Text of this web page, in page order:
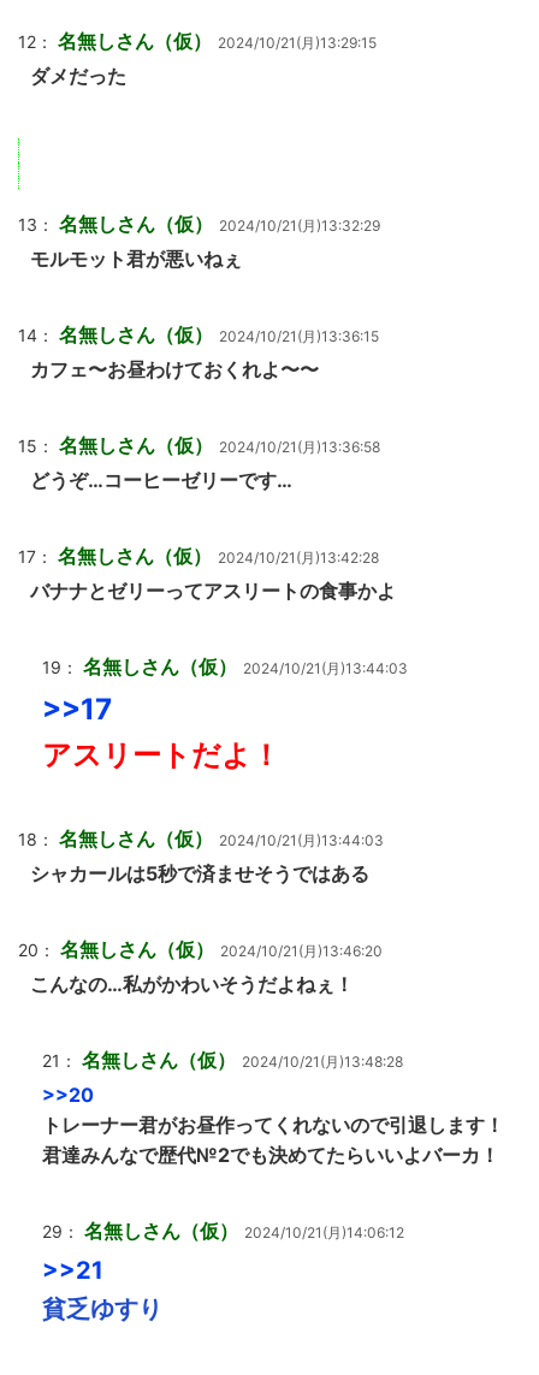
12： 名無しさん（仮） 2024/10/21(月)13:29:15
ダメだった
13： 名無しさん（仮） 2024/10/21(月)13:32:29
モルモット君が悪いねぇ
14： 名無しさん（仮） 2024/10/21(月)13:36:15
カフェ〜お昼わけておくれよ〜〜
15： 名無しさん（仮） 2024/10/21(月)13:36:58
どうぞ…コーヒーゼリーです…
17： 名無しさん（仮） 2024/10/21(月)13:42:28
バナナとゼリーってアスリートの食事かよ
19： 名無しさん（仮） 2024/10/21(月)13:44:03
>>17
アスリートだよ！
18： 名無しさん（仮） 2024/10/21(月)13:44:03
シャカールは5秒で済ませそうではある
20： 名無しさん（仮） 2024/10/21(月)13:46:20
こんなの…私がかわいそうだよねぇ！
21： 名無しさん（仮） 2024/10/21(月)13:48:28
>>20
トレーナー君がお昼作ってくれないので引退します！
君達みんなで歴代№2でも決めてたらいいよバーカ！
29： 名無しさん（仮） 2024/10/21(月)14:06:12
>>21
貧乏ゆすり